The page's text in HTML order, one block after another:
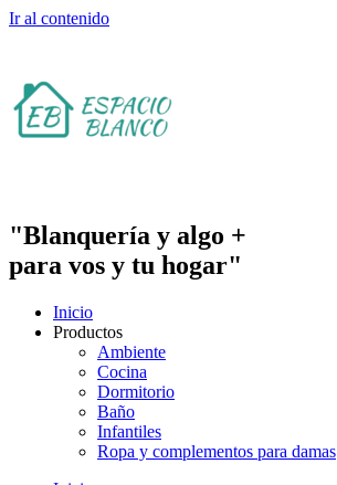
Ir al contenido
"Blanquería y algo +
para vos y tu hogar"
Inicio
Productos
Ambiente
Cocina
Dormitorio
Baño
Infantiles
Ropa y complementos para damas